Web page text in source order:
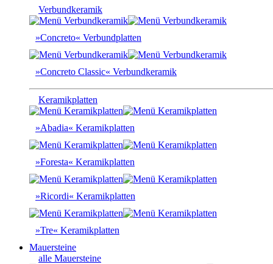
Verbundkeramik
»Concreto« Verbundplatten
»Concreto Classic« Verbundkeramik
Keramikplatten
»Abadia« Keramikplatten
»Foresta« Keramikplatten
»Ricordi« Keramikplatten
»Tre« Keramikplatten
Mauersteine
alle Mauersteine